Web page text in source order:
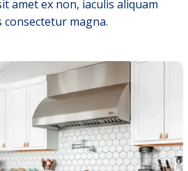
amet ex non, iaculis aliquam
magna.